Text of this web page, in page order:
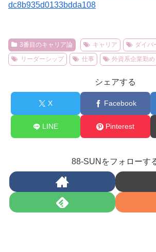
dc8b935d0133bdda108
3番目のキャリア論 キャリア
ダイバ
リーダーシップ
仕事 外資系企業勤め
シェアする
X Facebook
LINE Pinterest
88-SUNをフォローす